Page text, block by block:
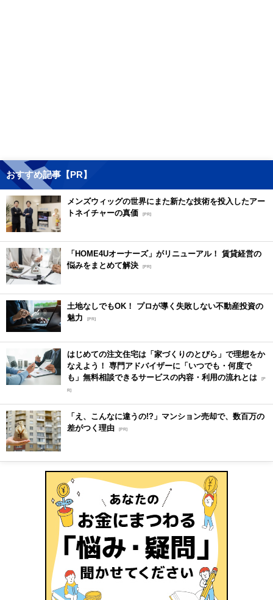
おすすめ記事【PR】
メンズウィッグの世界にまた新たな技術を投入したアー
トネイチャーの真価 [PR]
「HOME4Uオーナーズ」がリニューアル！ 賃貸経営の
悩みをまとめて解決 [PR]
土地なしでもOK！ プロが導く失敗しない不動産投資の
魅力
[PR]
はじめての注文住宅は「家づくりのとびら」で理想をか
なえよう！ 専門アドバイザーに「いつでも・何度で
も」無料相談できるサービスの内容・利用の流れとは [P
R]
「え、こんなに違うの!?」マンション売却で、数百万の
差がつく理由 [PR]